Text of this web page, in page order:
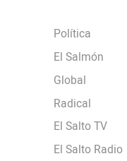
Política
El Salmón
Global
Radical
El Salto TV
El Salto Radio